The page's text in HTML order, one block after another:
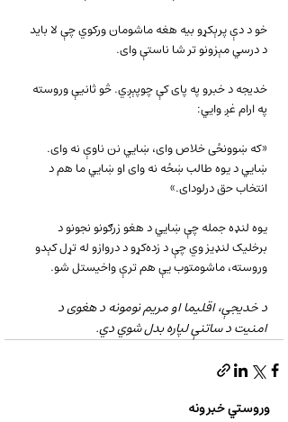
خو د دې پرېکړو بیه هغه ماشومان ورکوي چې لا باید
د درسي مېزونو تر شا ناستې وای.
خدیجه د خبرو په پای کې چوپېږي. څو ثانیې وروسته
په ارام غږ وايي:
«که ښوونځی خلاص وای، ښايي نن ناوې نه وای.
ښايي د یوه طالب ښځه نه وای او ښايي ما هم د
انتخاب حق درلودای.»
یوه لنډه جمله چې ښايي د هغو زرګونو نجونو د
برخلیک لنډیز وي چې د زده‌کړو د دروازو له تړل کېدو
وروسته، ماشومتوب یې هم ترې واخیستل شو.
د خدیجې، اقلیما او مریم نومونه د هغوی د
امنیت د ساتنې لپاره بدل شوي دي.
وروستي خبرونه